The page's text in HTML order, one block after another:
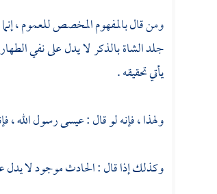
ومن قال بالمفهوم المخصص للعموم ،
جلد الشاة بالذكر لا يدل على نفي
يأتي تحقيقه .
ولهذا ، فإنه لو قال :عيسىرسول الله ،
وكذلك إذا قال : الحادث موجود لا يدل